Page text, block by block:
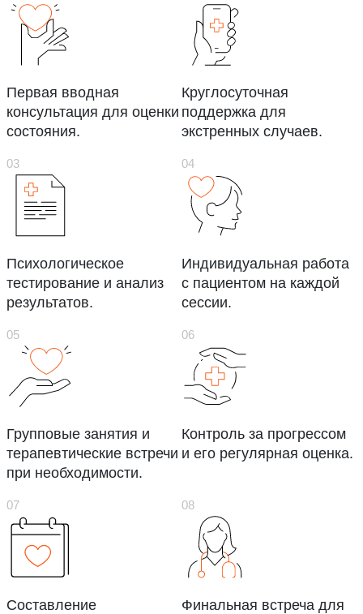
Первая вводная
консультация для оценки
состояния.
Круглосуточная
поддержка для
экстренных случаев.
Психологическое
тестирование и анализ
результатов.
Индивидуальная работа
с пациентом на каждой
сессии.
Групповые занятия и
терапевтические встречи
при необходимости.
Контроль за прогрессом
и его регулярная оценка.
Составление
Финальная встреча для